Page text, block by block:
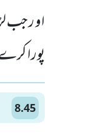
او ر جب
پورا
8.45